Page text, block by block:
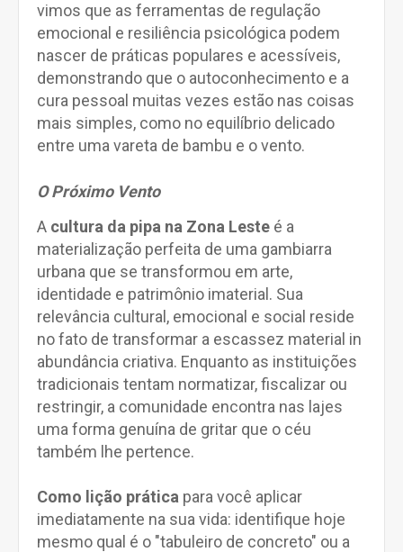
vimos que as ferramentas de regulação
emocional e resiliência psicológica podem
nascer de práticas populares e acessíveis,
demonstrando que o autoconhecimento e a
cura pessoal muitas vezes estão nas coisas
mais simples, como no equilíbrio delicado
entre uma vareta de bambu e o vento.
O Próximo Vento
A cultura da pipa na Zona Leste é a
materialização perfeita de uma gambiarra
urbana que se transformou em arte,
identidade e patrimônio imaterial. Sua
relevância cultural, emocional e social reside
no fato de transformar a escassez material in
abundância criativa. Enquanto as instituições
tradicionais tentam normatizar, fiscalizar ou
restringir, a comunidade encontra nas lajes
uma forma genuína de gritar que o céu
também lhe pertence.
Como lição prática para você aplicar
imediatamente na sua vida: identifique hoje
mesmo qual é o "tabuleiro de concreto" ou a